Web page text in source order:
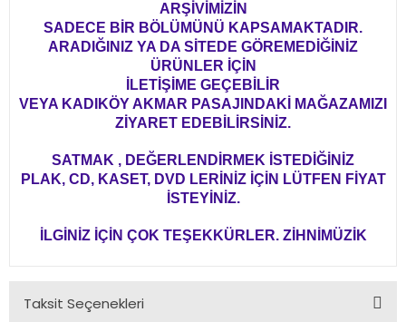
ARŞİVİMİZİN
SADECE BİR BÖLÜMÜNÜ KAPSAMAKTADIR.
ARADIĞINIZ YA DA SİTEDE GÖREMEDİĞİNİZ
ÜRÜNLER İÇİN
İLETİŞİME GEÇEBİLİR
VEYA KADIKÖY AKMAR PASAJINDAKİ MAĞAZAMIZI
ZİYARET EDEBİLİRSİNİZ.
SATMAK , DEĞERLENDİRMEK İSTEDİĞİNİZ
PLAK, CD, KASET, DVD LERİNİZ İÇİN LÜTFEN FİYAT
İSTEYİNİZ.
İLGİNİZ İÇİN ÇOK TEŞEKKÜRLER. ZİHNİMÜZİK
Taksit Seçenekleri